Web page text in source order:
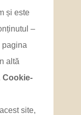
și este
–
pagina
altă
Cookie-
site,